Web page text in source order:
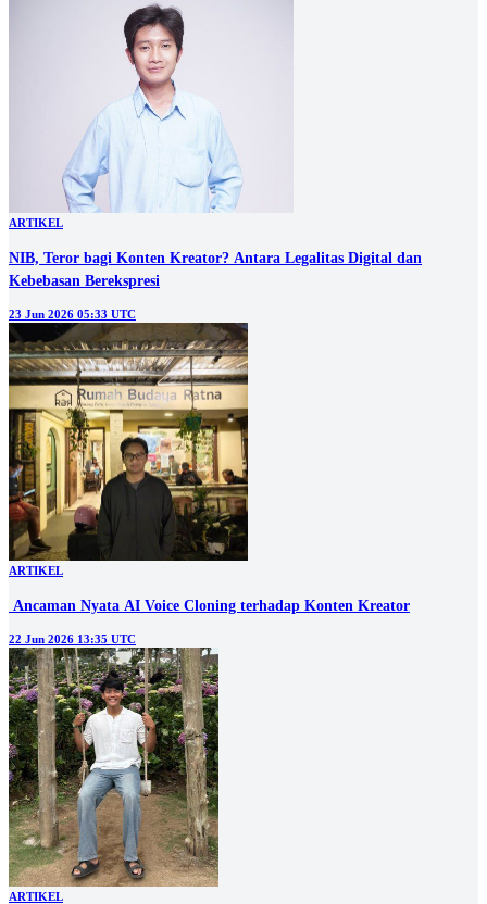
ARTIKEL
NIB, Teror bagi Konten Kreator? Antara Legalitas Digital dan
Kebebasan Berekspresi
23 Jun 2026 05:33 UTC
ARTIKEL
‎ Ancaman Nyata AI Voice Cloning terhadap Konten Kreator
22 Jun 2026 13:35 UTC
ARTIKEL